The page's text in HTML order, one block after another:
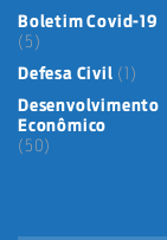
Boletim Covid-19
(5)
Defesa Civil (1)
Desenvolvimento
Econômico
(50)